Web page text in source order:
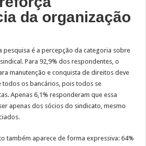
da organização
pesquisa é a percepção da categoria sobre
Para 92,9% dos respondentes, o
manutenção e conquista de direitos deve
todos os bancários, pois todos se
Apenas 6,1% responderam que essa
apenas dos sócios do sindicato, mesmo
também aparece de forma expressiva: 64%